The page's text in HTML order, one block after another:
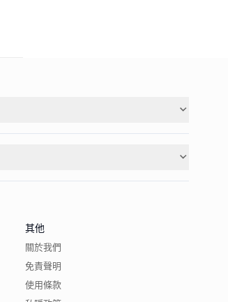
其他
關於我們
免責聲明
使用條款